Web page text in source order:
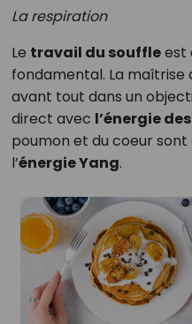
La respiration
Le travail du souffleest
fondamental. La maîtrise
avant tout dans un
direct avec l’énergie
poumon et du coeur
l’énergie Yang.